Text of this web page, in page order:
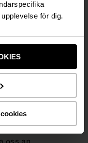
för dig.
för en
ska beslutas på
gällande
både återvinning
skatt